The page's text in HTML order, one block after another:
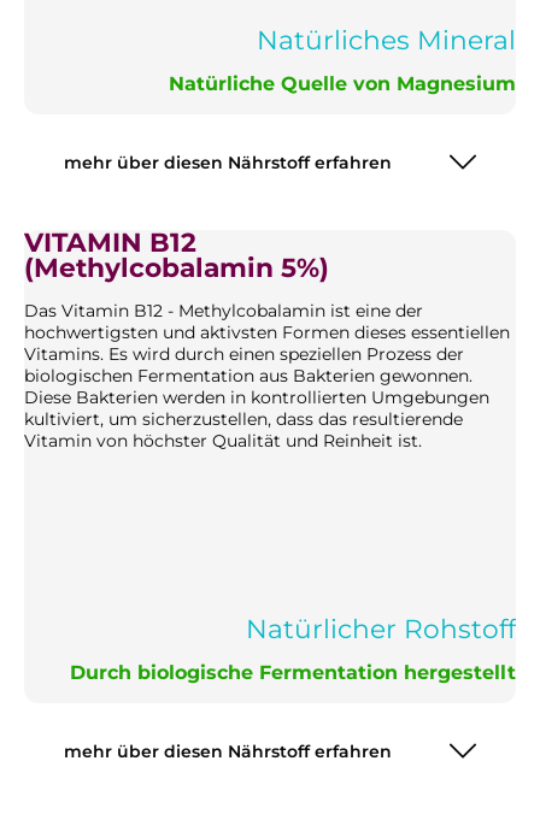
Natürliches Mineral
Natürliche Quelle von Magnesium
mehr über diesen Nährstoff erfahren
VITAMIN B12
(Methylcobalamin 5%)
Das Vitamin B12 - Methylcobalamin ist eine der
hochwertigsten und aktivsten Formen dieses essentiellen
Vitamins. Es wird durch einen speziellen Prozess der
biologischen Fermentation aus Bakterien gewonnen.
Diese Bakterien werden in kontrollierten Umgebungen
kultiviert, um sicherzustellen, dass das resultierende
Vitamin von höchster Qualität und Reinheit ist.
Natürlicher Rohstoff
Durch biologische Fermentation hergestellt
mehr über diesen Nährstoff erfahren